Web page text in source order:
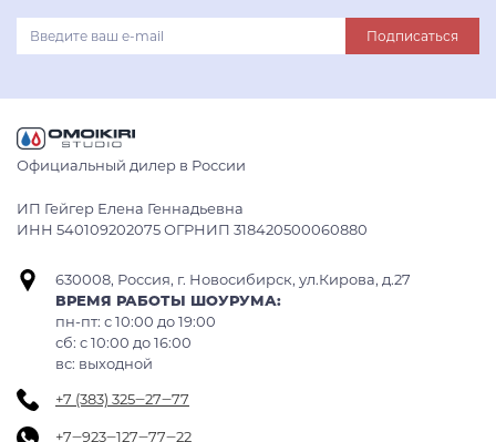
Подписаться
Официальный дилер в России
ИП Гейгер Елена Геннадьевна
ИНН 540109202075 ОГРНИП 318420500060880
630008, Россия, г. Новосибирск, ул.Кирова, д.27
ВРЕМЯ РАБОТЫ ШОУРУМА:
пн-пт: с 10:00 до 19:00
сб: c 10:00 до 16:00
вс: выходной
+7 (383) 325‒27‒77
+7‒923‒127‒77‒22